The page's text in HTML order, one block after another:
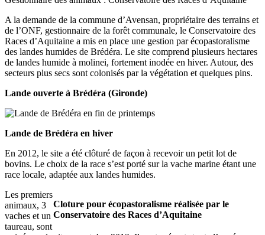
A la demande de la commune d’Avensan, propriétaire des terrains et
de l’ONF, gestionnaire de la forêt communale, le Conservatoire des
Races d’Aquitaine a mis en place une gestion par écopastoralisme
des landes humides de Brédéra. Le site comprend plusieurs hectares
de landes humide à molinei, fortement inodée en hiver. Autour, des
secteurs plus secs sont colonisés par la végétation et quelques pins.
Lande ouverte à Brédéra (Gironde)
Lande de Brédéra en hiver
En 2012, le site a été clôturé de façon à recevoir un petit lot de
bovins. Le choix de la race s’est porté sur la vache marine étant une
race locale, adaptée aux landes humides.
Cloture pour écopastoralisme réalisée par le
Conservatoire des Races d’Aquitaine
Les premiers
animaux, 3
vaches et un
taureau, sont